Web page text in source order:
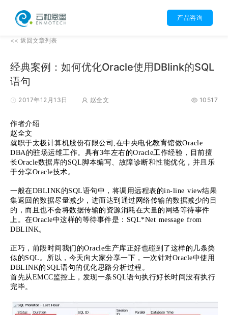
产品咨询
<< 返回文章列表
经典案例：如何优化Oracle使用DBlink的SQL
语句
2017年12月13日 赵全文 10517
作者介绍
赵全文
就职于太极计算机股份有限公司,在中央电化教育馆做Oracle
DBA的驻场运维工作。具有3年左右的Oracle工作经验，目前擅
长Oracle数据库的SQL脚本编写、故障诊断和性能优化，并且乐
于分享Oracle技术。
一般在DBLINK的SQL语句中，将调用远程表的in-line view结果
集返回的数据尽量减少，进而达到通过网络传输的数据减少的目
的，而且也不会将数据传输的资源消耗在大量的网络等待事件
上。在Oracle中这样的等待事件是：SQL*Net message from
DBLINK。
正巧，前段时间我们的Oracle生产库正好也碰到了这样的几条类
似的SQL。所以，今天向大家分享一下，一次针对Oracle中使用
DBLINK的SQL语句的优化思路分析过程。
首先从EMCC监控上，发现一条SQL语句执行好长时间没有执行
完毕。